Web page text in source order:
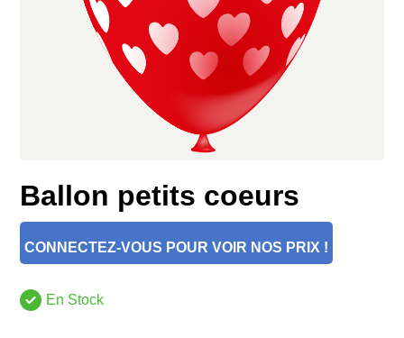
Ballon petits coeurs
CONNECTEZ-VOUS POUR VOIR NOS PRIX !
En Stock